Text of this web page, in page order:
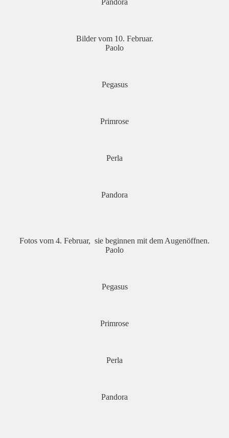
Pandora
Bilder vom 10. Februar.
Paolo
Pegasus
Primrose
Perla
Pandora
Fotos vom 4. Februar, sie beginnen mit dem Augenöffnen.
Paolo
Pegasus
Primrose
Perla
Pandora